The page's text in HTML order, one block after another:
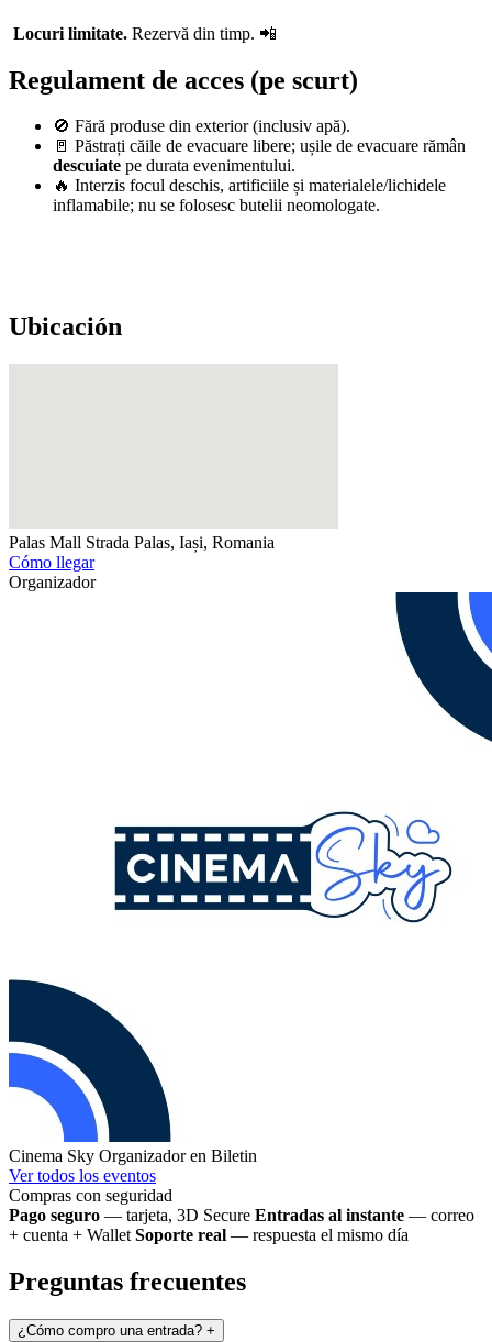
Locuri limitate. Rezervă din timp. 📲
Regulament de acces (pe scurt)
🚫 Fără produse din exterior (inclusiv apă).
🚪 Păstrați căile de evacuare libere; ușile de evacuare rămân
descuiate pe durata evenimentului.
🔥 Interzis focul deschis, artificiile și materialele/lichidele
inflamabile; nu se folosesc butelii neomologate.
Ubicación
Palas Mall Strada Palas, Iași, Romania
Cómo llegar
Organizador
Cinema Sky Organizador en Biletin
Ver todos los eventos
Compras con seguridad
Pago seguro — tarjeta, 3D Secure Entradas al instante — correo
+ cuenta + Wallet Soporte real — respuesta el mismo día
Preguntas frecuentes
¿Cómo compro una entrada? +